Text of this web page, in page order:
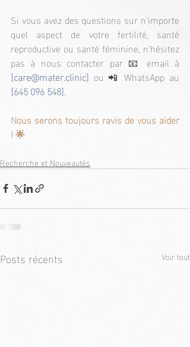
Si vous avez des questions sur n'importe
quel aspect de votre fertilité, santé
reproductive ou santé féminine, n'hésitez
[care@mater.clinic]
[645 096 548].
Nous serons toujours ravis de vous aider
! 🌟
Recherche et Nouveautés
Posts récents Voir tout